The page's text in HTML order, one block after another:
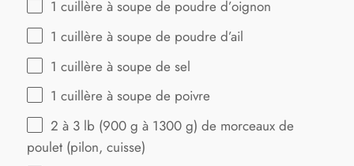
1 cuillère à soupe de poudre d’oignon
1 cuillère à soupe de poudre d’ail
1 cuillère à soupe de sel
1 cuillère à soupe de poivre
2 à 3 lb (900 g à 1300 g) de morceaux de
poulet (pilon, cuisse)